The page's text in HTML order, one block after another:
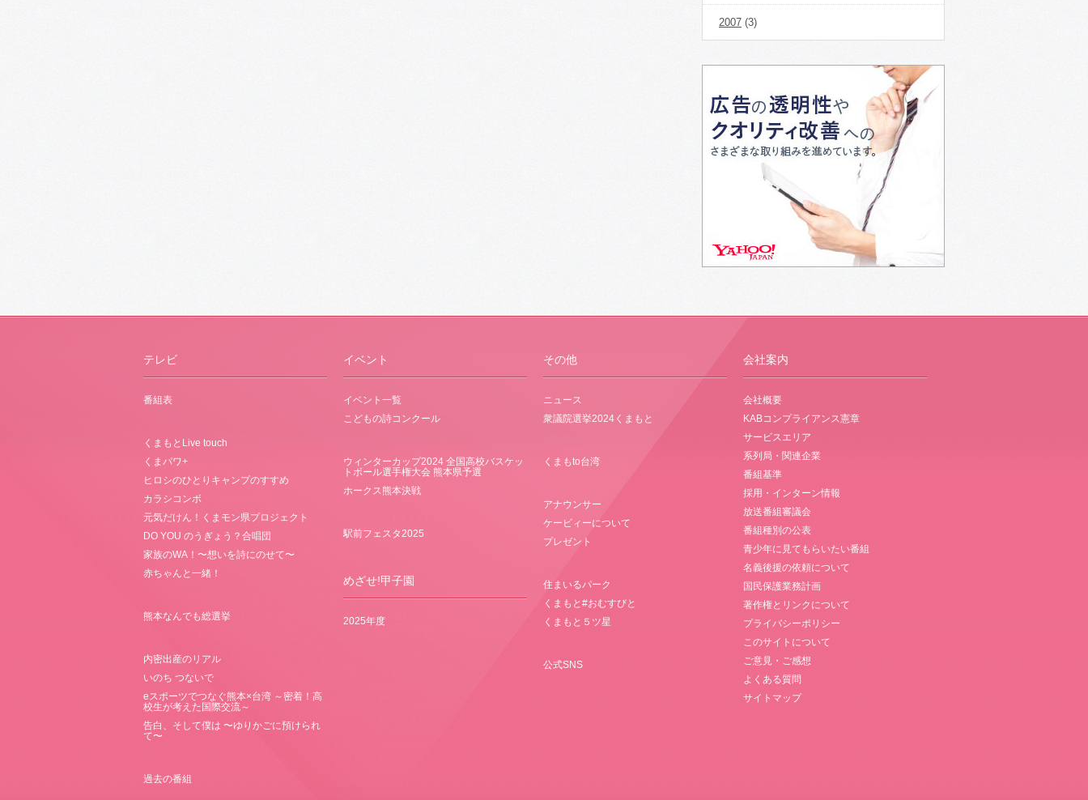
2007 (3)
テレビ
番組表
くまもとLive touch
くまパワ+
ヒロシのひとりキャンプのすすめ
カラシコンボ
元気だけん！くまモン県プロジェクト
DO YOU のうぎょう？合唱団
家族のWA！〜想いを詩にのせて〜
赤ちゃんと一緒！
熊本なんでも総選挙
内密出産のリアル
いのち つないで
eスポーツでつなぐ熊本×台湾 ～密着！高
校生が考えた国際交流～
告白、そして僕は 〜ゆりかごに預けられ
て〜
過去の番組
イベント
イベント一覧
こどもの詩コンクール
ウィンターカップ2024 全国高校バスケッ
トボール選手権大会 熊本県予選
ホークス熊本決戦
駅前フェスタ2025
めざせ!甲子園
2025年度
その他
ニュース
衆議院選挙2024くまもと
くまもto台湾
アナウンサー
ケービィーについて
プレゼント
住まいるパーク
くまもと#おむすびと
くまもと５ツ星
公式SNS
会社案内
会社概要
KABコンプライアンス憲章
サービスエリア
系列局・関連企業
番組基準
採用・インターン情報
放送番組審議会
番組種別の公表
青少年に見てもらいたい番組
名義後援の依頼について
国民保護業務計画
著作権とリンクについて
プライバシーポリシー
このサイトについて
ご意見・ご感想
よくある質問
サイトマップ